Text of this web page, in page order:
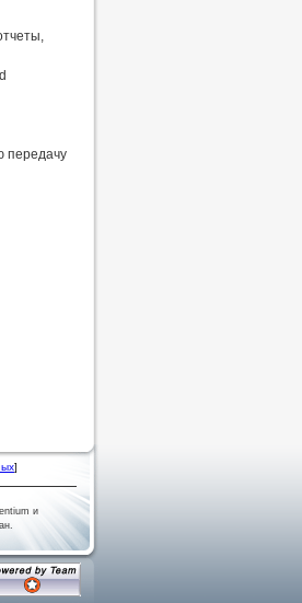
передачу
]
и